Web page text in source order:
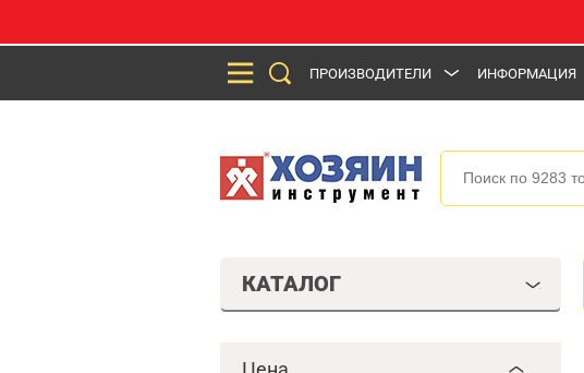
ПРОИЗВОДИТЕЛИ ИНФОРМАЦИЯ
КАТАЛОГ